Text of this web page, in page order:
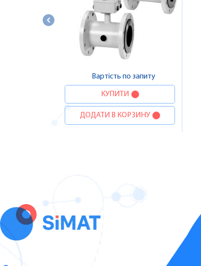
Вартість по запиту
КУПИТИ
ДОДАТИ В КОРЗИНУ